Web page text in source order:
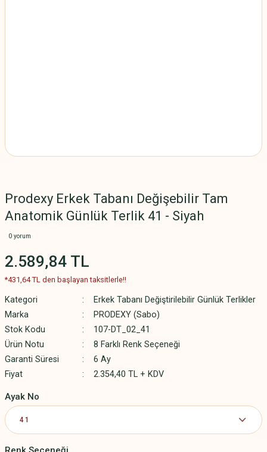
Prodexy Erkek Tabanı Değişebilir Tam
Anatomik Günlük Terlik 41 - Siyah
0 yorum
2.589,84 TL
*431,64 TL den başlayan taksitlerle!!
Kategori
Erkek Tabanı Değiştirilebilir Günlük Terlikler
Marka
PRODEXY (Sabo)
Stok Kodu
107-DT_02_41
Ürün Notu
8 Farklı Renk Seçeneği
Garanti Süresi
6 Ay
Fiyat
2.354,40 TL + KDV
Ayak No